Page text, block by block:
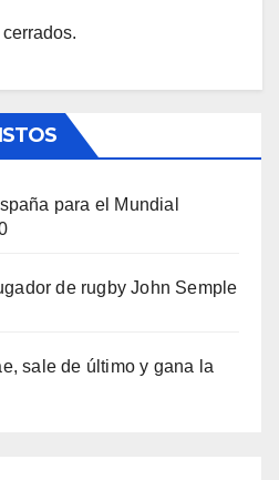
para el Mundial
de rugby John Semple
sale de último y gana la